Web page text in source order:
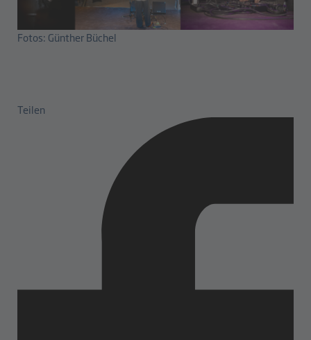
Fotos: Günther Büchel
Teilen